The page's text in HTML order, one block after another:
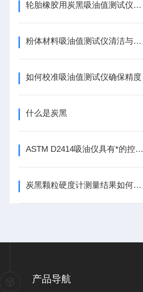
轮胎橡胶用炭黑吸油值测试仪：提升轮胎橡胶质检效率
粉体材料吸油值测试仪清洁与保养，防止粉末残留影响精度
如何校准吸油值测试仪确保精度
什么是炭黑
ASTM D2414吸油仪具有*的控油能力
炭黑颗粒硬度计测量结果如何影响炭黑混炼时的分散速率
产品导航